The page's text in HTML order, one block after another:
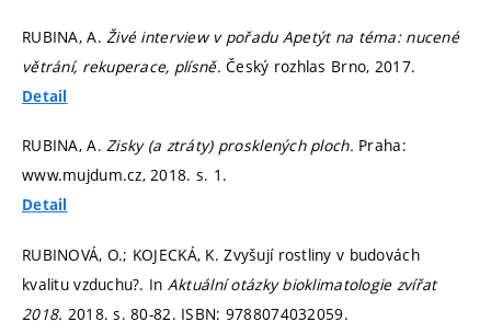
RUBINA, A. Živé interview v pořadu Apetýt na téma: nucené
větrání, rekuperace, plísně.Český rozhlas Brno, 2017.
Detail
RUBINA, A.Zisky (a ztráty) prosklených ploch. Praha:
www.mujdum.cz, 2018. s. 1.
Detail
RUBINOVÁ, O.; KOJECKÁ, K. Zvyšují rostliny v budovách
kvalitu vzduchu?. In Aktuální otázky bioklimatologie zvířat
2018. 2018.s. 80-82. ISBN: 9788074032059.